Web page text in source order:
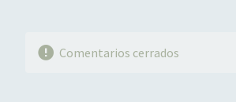
Comentarios cerrados